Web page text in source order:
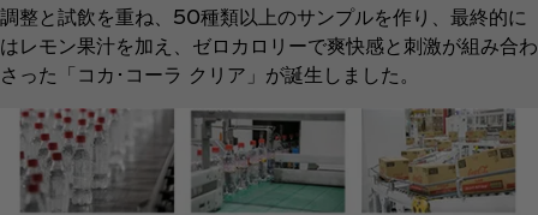
調整と試飲を重ね、50種類以上のサンプルを作り、最終的に
はレモン果汁を加え、ゼロカロリーで爽快感と刺激が組み合わ
さった「コカ･コーラ クリア」が誕生しました。